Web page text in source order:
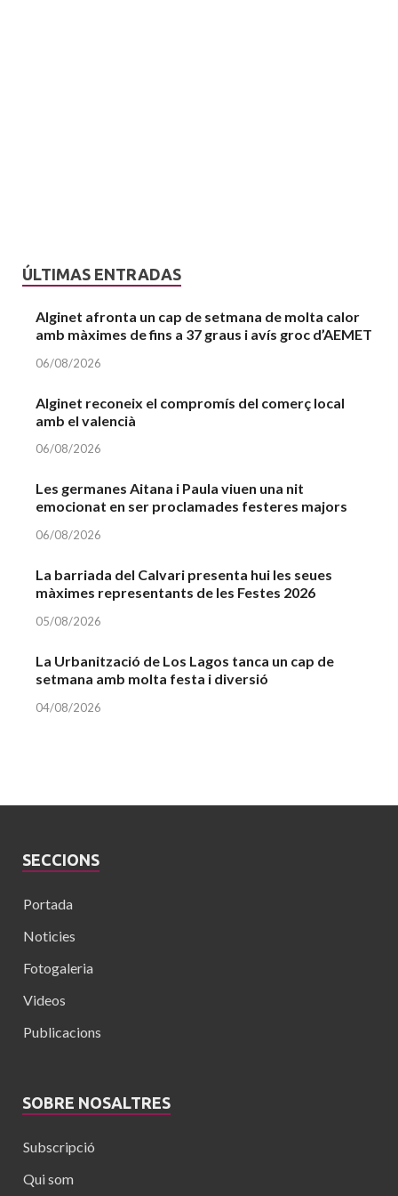
ÚLTIMAS ENTRADAS
Alginet afronta un cap de setmana de molta calor
amb màximes de fins a 37 graus i avís groc d’AEMET
06/08/2026
Alginet reconeix el compromís del comerç local
amb el valencià
06/08/2026
Les germanes Aitana i Paula viuen una nit
emocionat en ser proclamades festeres majors
06/08/2026
La barriada del Calvari presenta hui les seues
màximes representants de les Festes 2026
05/08/2026
La Urbanització de Los Lagos tanca un cap de
setmana amb molta festa i diversió
04/08/2026
SECCIONS
Portada
Noticies
Fotogaleria
Videos
Publicacions
SOBRE NOSALTRES
Subscripció
Qui som